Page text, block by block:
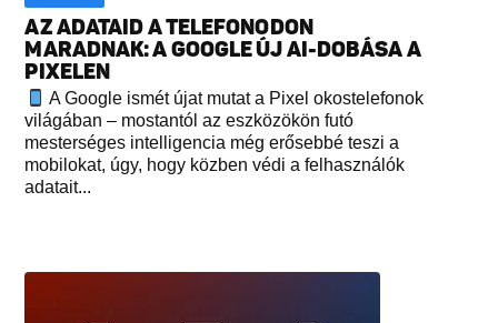
AZ ADATAID A TELEFONODON
MARADNAK: A GOOGLE ÚJ AI-DOBÁSA A
PIXELEN
A Google ismét újat mutat a Pixel okostelefonok
világában – mostantól az eszközökön futó
mesterséges intelligencia még erősebbé teszi a
mobilokat, úgy, hogy közben védi a felhasználók
adatait...